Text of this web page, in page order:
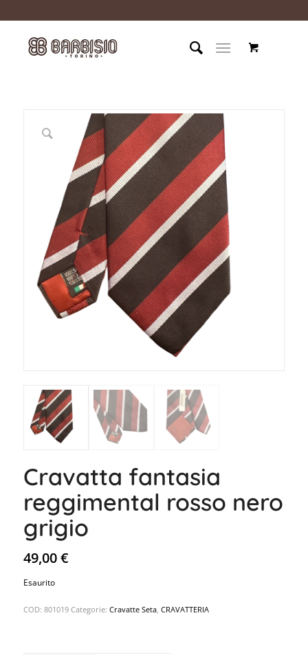
Cravatta fantasia
reggimental rosso nero
grigio
49,00€
Esaurito
COD: 801019 Categorie: Cravatte Seta, CRAVATTERIA